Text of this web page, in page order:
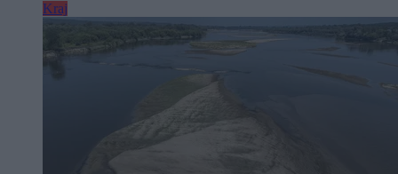
Kraj